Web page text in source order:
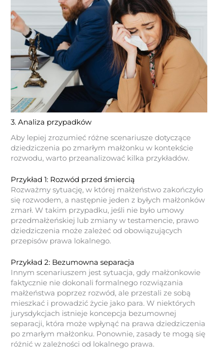
3. Analiza przypadków
Aby lepiej zrozumieć różne scenariusze dotyczące
dziedziczenia po zmarłym małżonku w kontekście
rozwodu, warto przeanalizować kilka przykładów.
Przykład 1: Rozwód przed śmiercią
Rozważmy sytuację, w której małżeństwo zakończyło
się rozwodem, a następnie jeden z byłych małżonków
zmarł. W takim przypadku, jeśli nie było umowy
przedmałżeńskiej lub zmiany w testamencie, prawo
dziedziczenia może zależeć od obowiązujących
przepisów prawa lokalnego.
Przykład 2: Bezumowna separacja
Innym scenariuszem jest sytuacja, gdy małżonkowie
faktycznie nie dokonali formalnego rozwiązania
małżeństwa poprzez rozwód, ale przestali ze sobą
mieszkać i prowadzić życie jako para. W niektórych
jurysdykcjach istnieje koncepcja bezumownej
separacji, która może wpłynąć na prawa dziedziczenia
po zmarłym małżonku. Ponownie, zasady te mogą się
różnić w zależności od lokalnego prawa.